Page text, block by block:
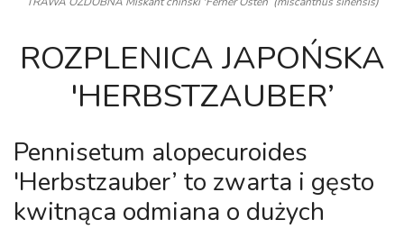
ROZPLENICA JAPOŃSKA
'HERBSTZAUBER’
Pennisetum alopecuroides
'Herbstzauber’ to zwarta i gęsto
kwitnąca odmiana o dużych